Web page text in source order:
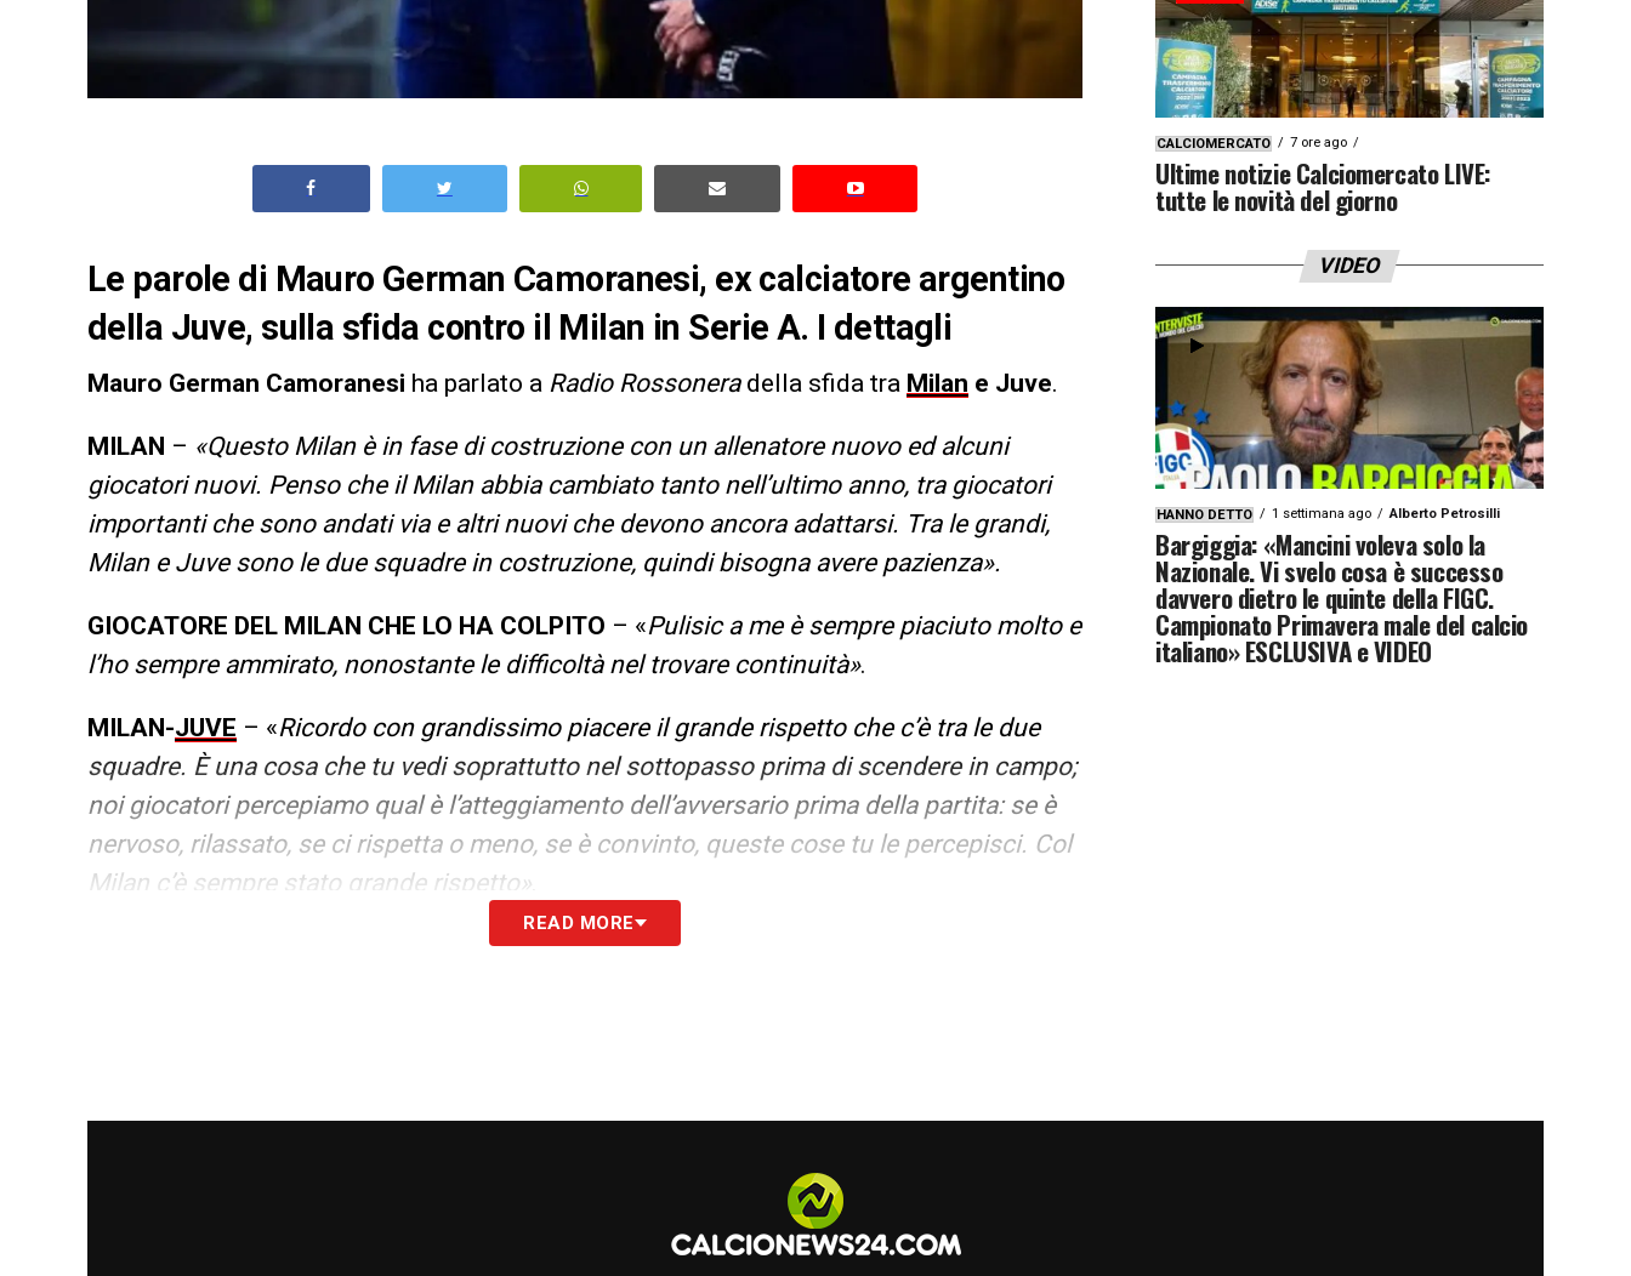
Le parole di Mauro German Camoranesi, ex calciatore argentino
della Juve, sulla sfida contro il Milan in Serie A. I dettagli
Mauro German Camoranesi ha parlato a Radio Rossoneradella sfida tra Milan e Juve.
MILAN – «Questo Milan è in fase di costruzione con un allenatore nuovo ed alcuni
giocatori nuovi. Penso che il Milan abbia cambiato tanto nell’ultimo anno, tra giocatori
importanti che sono andati via e altri nuovi che devono ancora adattarsi. Tra le grandi,
Milan e Juve sono le due squadre in costruzione, quindi bisogna avere pazienza».
GIOCATORE DEL MILAN CHE LO HA COLPITO – «Pulisic a me è sempre piaciuto molto e
l’ho sempre ammirato, nonostante le difficoltà nel trovare continuità».
MILAN-JUVE – «Ricordo con grandissimo piacere il grande rispetto che c’è tra le due
squadre. È una cosa che tu vedi soprattutto nel sottopasso prima di scendere in campo;
noi giocatori percepiamo qual è l’atteggiamento dell’avversario prima della partita: se è
nervoso, rilassato, se ci rispetta o meno, se è convinto, queste cose tu le percepisci. Col
Milan c’è sempre stato grande rispetto»
READ MORE
CALCIOMERCATO 7 ore ago
Ultime notizie Calciomercato LIVE:
tutte le novità del giorno
VIDEO
HANNO DETTO 1 settimana ago Alberto Petrosilli
Bargiggia: «Mancini voleva solo la
Nazionale. Vi svelo cosa è successo
davvero dietro le quinte della FIGC.
Campionato Primavera male del calcio
italiano» ESCLUSIVA e VIDEO